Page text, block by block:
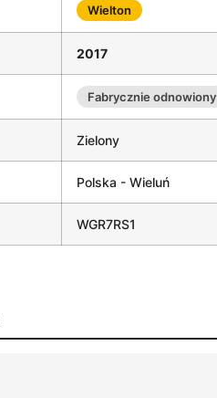
Wielton
2017
Fabrycznie odnowiony
Zielony
Polska - Wieluń
WGR7RS1